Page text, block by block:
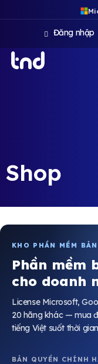
Đăng nhập
Shop
KHO PHẦN MỀM
Phần mềm
cho doanh
License Microsoft,
20 hãng khác — mua
tiếng Việt suốt thời
BẢN QUYỀN CHÍNH